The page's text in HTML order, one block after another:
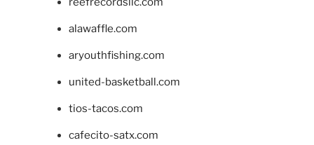
alawaffle.com
aryouthfishing.com
united-basketball.com
tios-tacos.com
cafecito-satx.com